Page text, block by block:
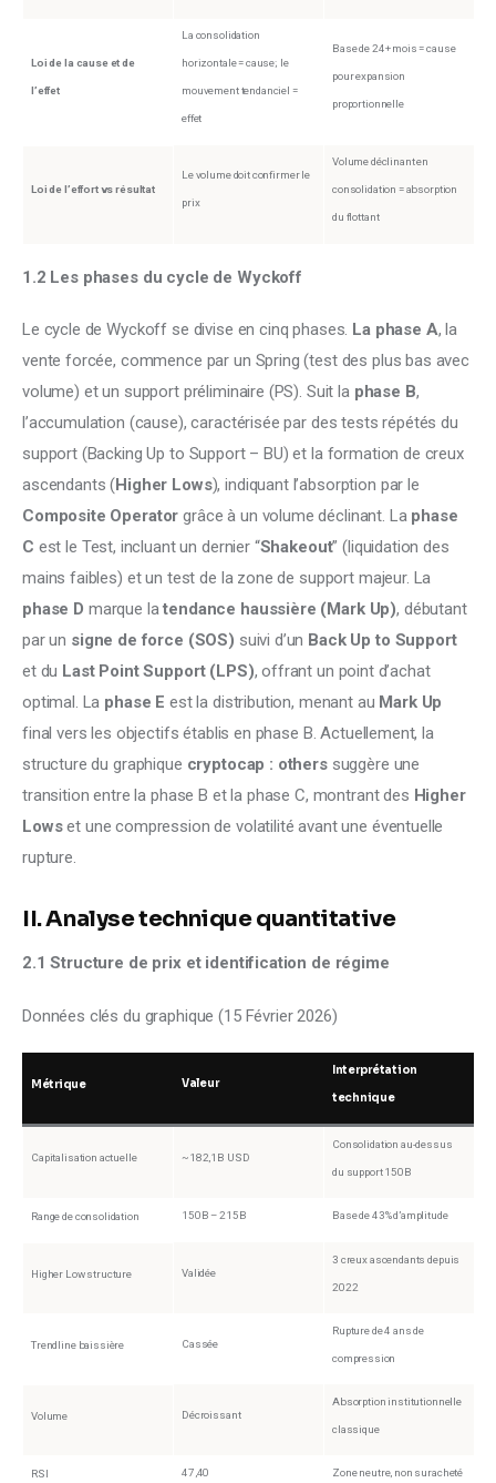
Loi de la cause et de
l’effet
La consolidation
horizontale = cause; le
mouvement tendanciel =
effet
Base de 24+ mois = cause
pour expansion
proportionnelle
Loi de l’effort vs résultat
Le volume doit confirmer le
prix
Volume déclinant en
consolidation = absorption
du flottant
1.2 Les phases du cycle de Wyckoff
Le cycle de Wyckoff se divise en cinq phases. La phase A, la
vente forcée, commence par un Spring (test des plus bas avec
volume) et un support préliminaire (PS). Suit la phase B,
l’accumulation (cause), caractérisée par des tests répétés du
support (Backing Up to Support – BU) et la formation de creux
ascendants (Higher Lows), indiquant l’absorption par le
Composite Operator grâce à un volume déclinant. La phase
C est le Test, incluant un dernier “Shakeout” (liquidation des
mains faibles) et un test de la zone de support majeur. La
phase D marque la tendance haussière (Mark Up), débutant
par un signe de force (SOS) suivi d’un Back Up to Support
et du Last Point Support (LPS), offrant un point d’achat
optimal. La phase E est la distribution, menant au Mark Up
final vers les objectifs établis en phase B. Actuellement, la
structure du graphique cryptocap : others suggère une
transition entre la phase B et la phase C, montrant des Higher
Lows et une compression de volatilité avant une éventuelle
rupture.
II. Analyse technique quantitative
2.1 Structure de prix et identification de régime
Données clés du graphique (15 Février 2026)
Métrique Valeur
Interprétation
technique
Capitalisation actuelle ~182,1B USD
Consolidation au-dessus
du support 150B
Range de consolidation 150B – 215B Base de 43% d’amplitude
Higher Low structure Validée
3 creux ascendants depuis
2022
Trendline baissière Cassée
Rupture de 4 ans de
compression
Volume Décroissant
Absorption institutionnelle
classique
RSI 47,40 Zone neutre, non suracheté